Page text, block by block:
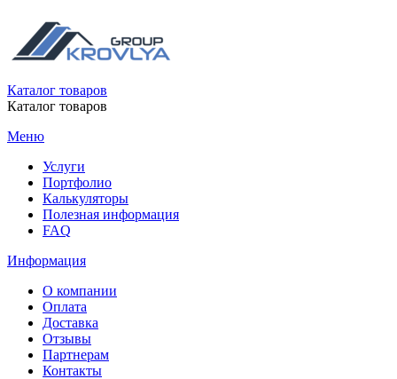
Каталог товаров
Каталог товаров
Меню
Услуги
Портфолио
Калькуляторы
Полезная информация
FAQ
Информация
О компании
Оплата
Доставка
Отзывы
Партнерам
Контакты